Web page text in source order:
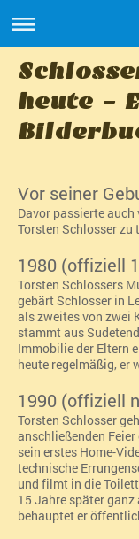
heute -
Vor seiner
Davor passierte
Torsten Schlosser zu
1980 (offiziell
Torsten Schlossers
gebärt Schlosser in
als zweites von zwei
stammt aus
Immobilie der Eltern
heute regelmäßig, er
1990 (offiziell
Torsten Schlosser
anschließenden
sein erstes Home-
technische
und filmt in die
15 Jahre später ganz
behauptet erö